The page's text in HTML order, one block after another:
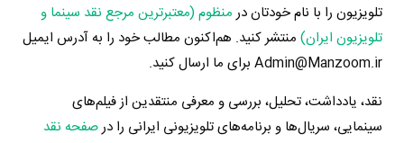
تلویزیون را با نام خودتان در منظوم (معتبرترین مرجع نقد سینما و
تلویزیون ایران) منتشر کنید. هم‌اکنون مطالب خود را به آدرس ایمیل
Admin@Manzoom.ir برای ما ارسال کنید.
نقد، یادداشت، تحلیل، بررسی و معرفی منتقدین از فیلم‌های
سینمایی، سریال‌ها و برنامه‌های تلویزیونی ایرانی را درصفحه نقد